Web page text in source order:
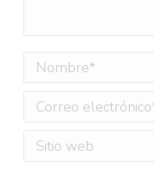
Nombre *
Correo electrónico *
Sitio web